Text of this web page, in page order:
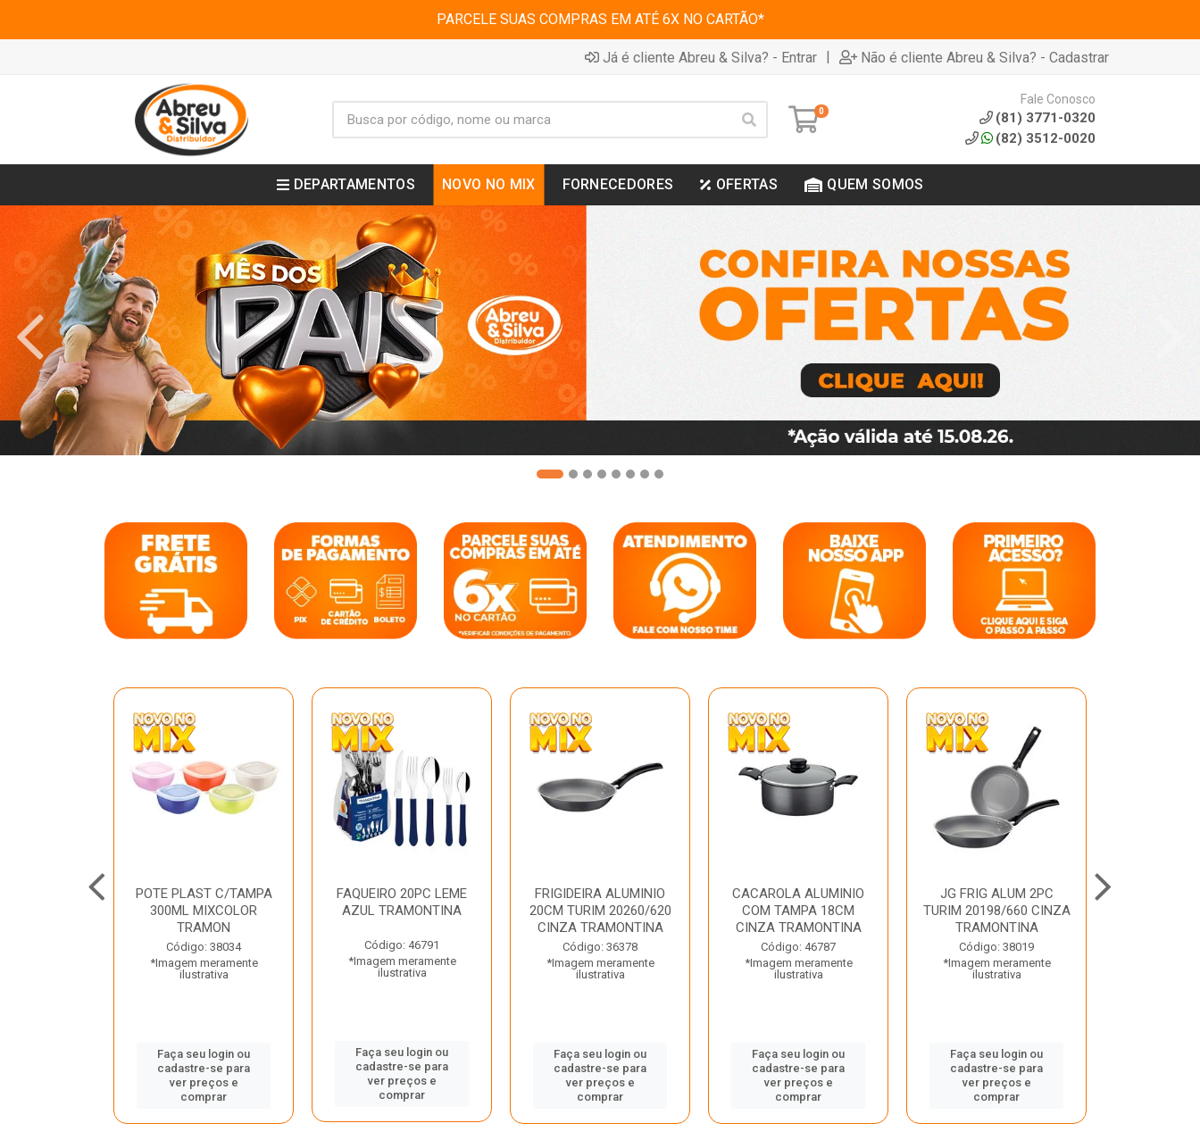
PARCELE SUAS COMPRAS EM ATÉ 6X NO CARTÃO*
Já é cliente Abreu & Silva? - Entrar | Não é cliente Abreu & Silva? - Cadastrar
0
Fale Conosco
(81) 3771-0320
(82) 3512-0020
DEPARTAMENTOS NOVO NO MIX FORNECEDORES OFERTAS QUEM SOMOS
POTE PLAST C/TAMPA
300ML MIXCOLOR
TRAMON
Código: 38034
*Imagem meramente
ilustrativa
Faça seu login ou
cadastre-se para
ver preços e
comprar
FAQUEIRO 20PC LEME
AZUL TRAMONTINA
Código: 46791
*Imagem meramente
ilustrativa
Faça seu login ou
cadastre-se para
ver preços e
comprar
FRIGIDEIRA ALUMINIO
20CM TURIM 20260/620
CINZA TRAMONTINA
Código: 36378
*Imagem meramente
ilustrativa
Faça seu login ou
cadastre-se para
ver preços e
comprar
CACAROLA ALUMINIO
COM TAMPA 18CM
CINZA TRAMONTINA
Código: 46787
*Imagem meramente
ilustrativa
Faça seu login ou
cadastre-se para
ver preços e
comprar
JG FRIG ALUM 2PC
TURIM 20198/660 CINZA
TRAMONTINA
Código: 38019
*Imagem meramente
ilustrativa
Faça seu login ou
cadastre-se para
ver preços e
comprar